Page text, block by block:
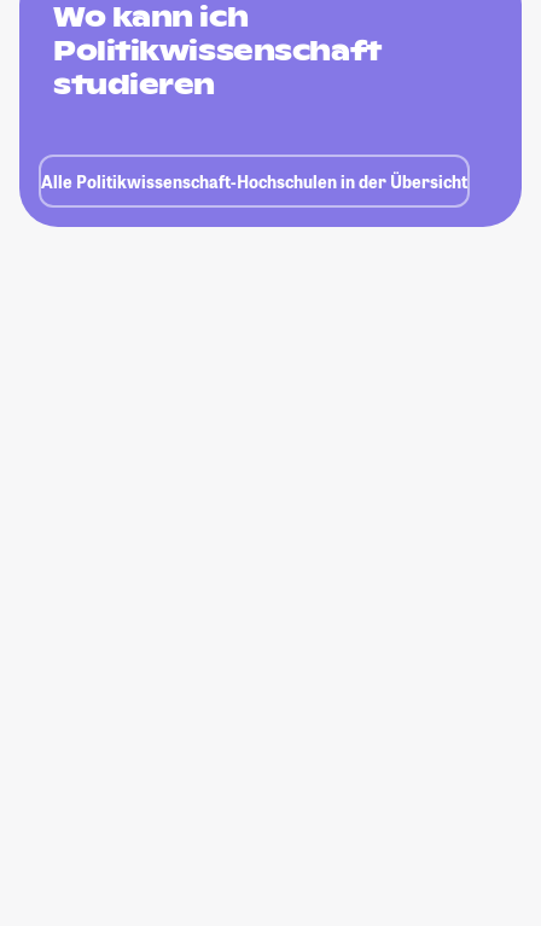
Wo kann ich
Politikwissenschaft
studieren
Alle Politikwissenschaft-Hochschulen in der Übersicht